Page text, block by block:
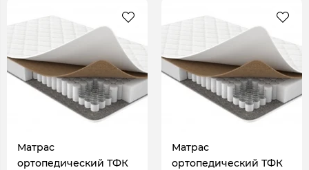
Матрас
ортопедический ТФК
Матрас
ортопедический ТФК